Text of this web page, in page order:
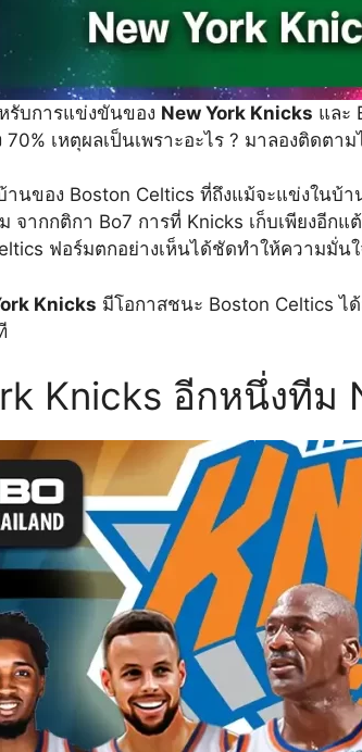
รับการแข่งขันของ New York Knicks และ
เหตุผลเป็นเพราะอะไร ? มาลองติดตาม
านของ Boston Celtics ที่ถึงแม้จะแข่งในบ้
จากกติกา Bo7 การที่ Knicks เก็บเพียงอีก
ฟอร์มตกอย่างเห็นได้ชัดทำให้ความมั่น
Knicks มีโอกาสชนะ Boston Celtics ไ
Knicks อีกหนึ่งทีม